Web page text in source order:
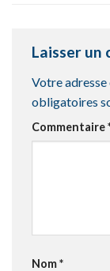
Laisser un
Votre adresse
obligatoires
Commentaire
Nom*